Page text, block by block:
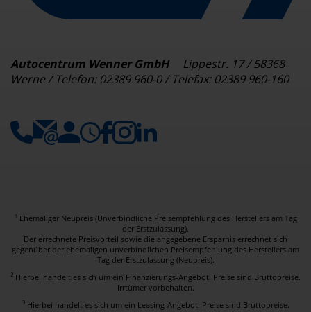
Autocentrum Wenner GmbH
Lippestr. 17 / 58368
Werne / Telefon: 02389 960-0 / Telefax: 02389 960-160
1 Ehemaliger Neupreis (Unverbindliche Preisempfehlung des Herstellers am Tag
der Erstzulassung).
Der errechnete Preisvorteil sowie die angegebene Ersparnis errechnet sich
gegenüber der ehemaligen unverbindlichen Preisempfehlung des Herstellers am
Tag der Erstzulassung (Neupreis).
2 Hierbei handelt es sich um ein Finanzierungs-Angebot. Preise sind Bruttopreise.
Irrtümer vorbehalten.
3 Hierbei handelt es sich um ein Leasing-Angebot. Preise sind Bruttopreise.